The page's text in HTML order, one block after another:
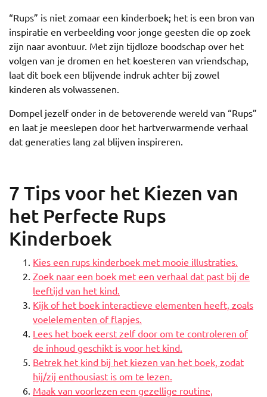
“Rups” is niet zomaar een kinderboek; het is een bron van
inspiratie en verbeelding voor jonge geesten die op zoek
zijn naar avontuur. Met zijn tijdloze boodschap over het
volgen van je dromen en het koesteren van vriendschap,
laat dit boek een blijvende indruk achter bij zowel
kinderen als volwassenen.
Dompel jezelf onder in de betoverende wereld van “Rups”
en laat je meeslepen door het hartverwarmende verhaal
dat generaties lang zal blijven inspireren.
7 Tips voor het Kiezen van
het Perfecte Rups
Kinderboek
Kies een rups kinderboek met mooie illustraties.
Zoek naar een boek met een verhaal dat past bij de
leeftijd van het kind.
Kijk of het boek interactieve elementen heeft, zoals
voelelementen of flapjes.
Lees het boek eerst zelf door om te controleren of
de inhoud geschikt is voor het kind.
Betrek het kind bij het kiezen van het boek, zodat
hij/zij enthousiast is om te lezen.
Maak van voorlezen een gezellige routine,